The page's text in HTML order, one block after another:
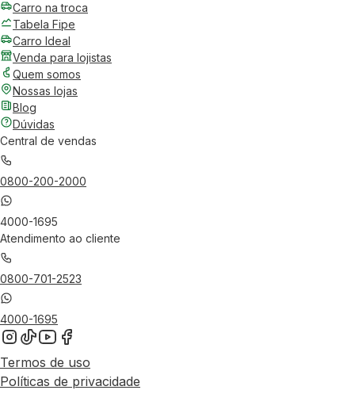
Carro na troca
Tabela Fipe
Carro Ideal
Venda para lojistas
Quem somos
Nossas lojas
Blog
Dúvidas
Central de vendas
0800-200-2000
4000-1695
Atendimento ao cliente
0800-701-2523
4000-1695
Termos de uso
Políticas de privacidade